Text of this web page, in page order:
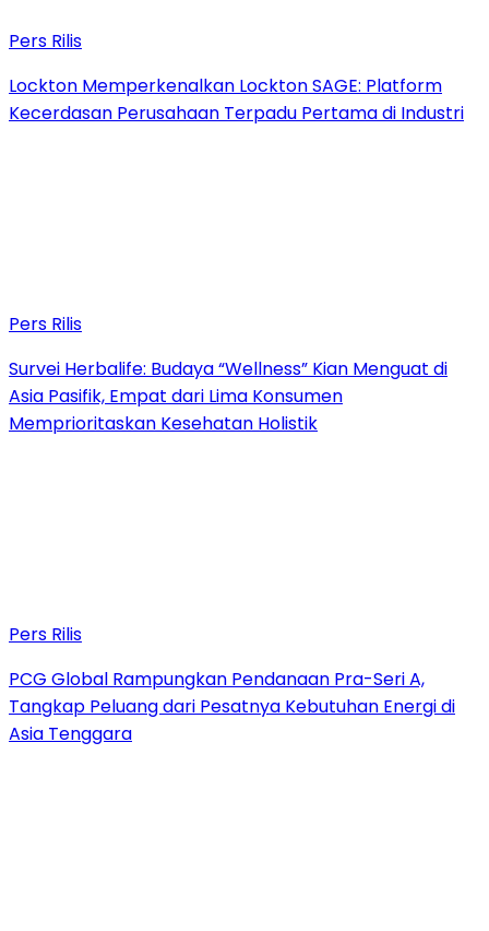
Pers Rilis
Lockton Memperkenalkan Lockton SAGE: Platform
Kecerdasan Perusahaan Terpadu Pertama di Industri
Pers Rilis
Survei Herbalife: Budaya “Wellness” Kian Menguat di
Asia Pasifik, Empat dari Lima Konsumen
Memprioritaskan Kesehatan Holistik
Pers Rilis
PCG Global Rampungkan Pendanaan Pra-Seri A,
Tangkap Peluang dari Pesatnya Kebutuhan Energi di
Asia Tenggara